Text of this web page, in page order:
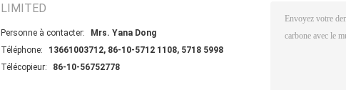
LIMITED
Personne à contacter:
Mrs. Yana Dong
Téléphone:
13661003712, 86-10-5712 1108, 5718 5998
Télécopieur:
86-10-56752778